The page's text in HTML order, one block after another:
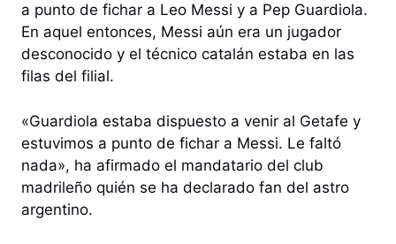
a punto de fichar a Leo Messi y a Pep Guardiola.
En aquel entonces, Messi aún era un jugador
desconocido y el técnico catalán estaba en las
filas del filial.
«Guardiola estaba dispuesto a venir al Getafe y
estuvimos a punto de fichar a Messi. Le faltó
nada», ha afirmado el mandatario del club
madrileño quién se ha declarado fan del astro
argentino.